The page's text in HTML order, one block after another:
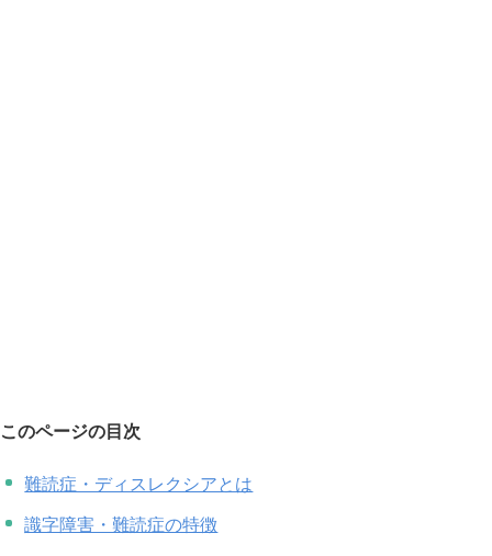
このページの目次
難読症・ディスレクシアとは
識字障害・難読症の特徴